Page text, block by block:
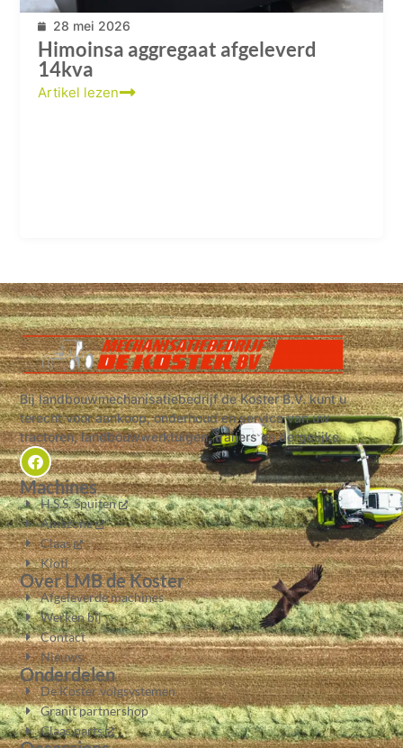
28 mei 2026
Himoinsa aggregaat afgeleverd
14kva
Artikel lezen
Bij landbouwmechanisatiebedrijf de Koster B.V. kunt u
terecht voor aankoop, onderhoud en service van uw
tractoren, landbouwwerktuigen, trailers en dergelijke.
Machines
H.S.S. Spuiten
Amazone
Claas
Kioti
Over LMB de Koster
Afgeleverde machines
Werken bij
Contact
Nieuws
Onderdelen
De Koster volgsystemen
Granit partnershop
Claas parts